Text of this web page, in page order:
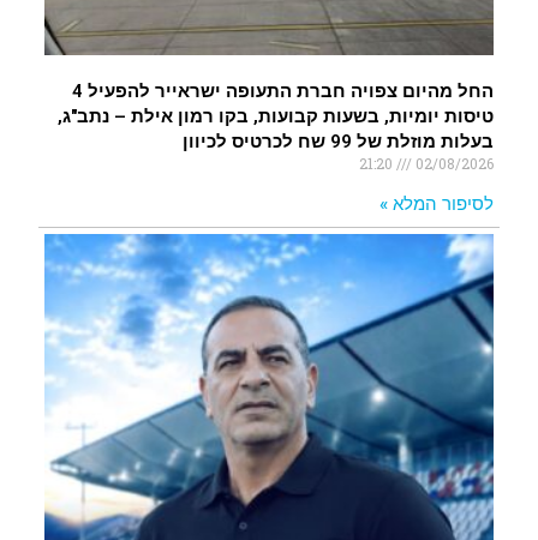
החל מהיום צפויה חברת התעופה ישראייר להפעיל 4
טיסות יומיות, בשעות קבועות, בקו רמון אילת – נתב"ג,
בעלות מוזלת של 99 שח לכרטיס לכיוון
02/08/2026
לסיפור המלא »